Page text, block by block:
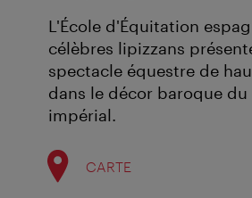
L'École d'Équitation
célèbres lipizzans
spectacle équestre de
dans le décor baroque du
impérial.
CARTE